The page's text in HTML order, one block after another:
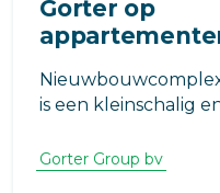
Gorter op
is een kleinschalig
BURO013 heeft
Gorter Group bv